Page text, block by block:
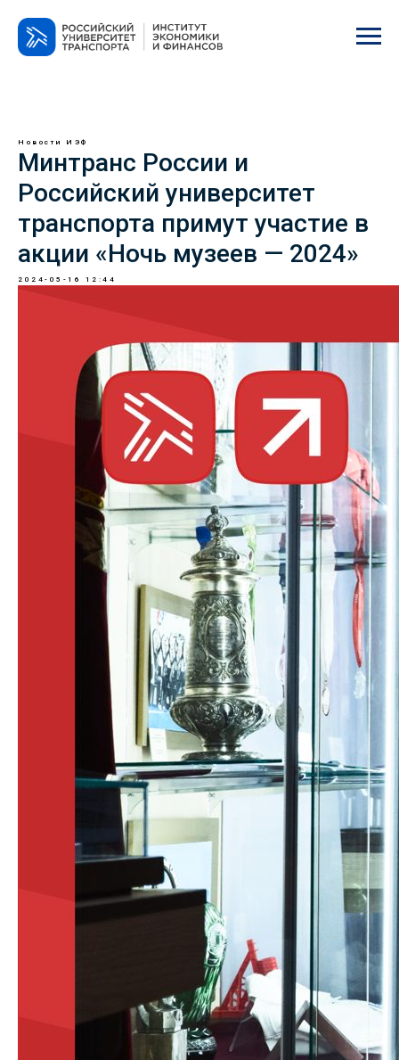
Новости ИЭФ
Минтранс России и
Российский университет
транспорта примут участие в
акции «Ночь музеев — 2024»
2024-05-16 12:44